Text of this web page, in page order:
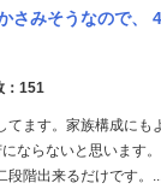
さみそうなので、
れの特徴を教えて
151
てます。家族構成にも
ならないと思います
段階出来るだけです。